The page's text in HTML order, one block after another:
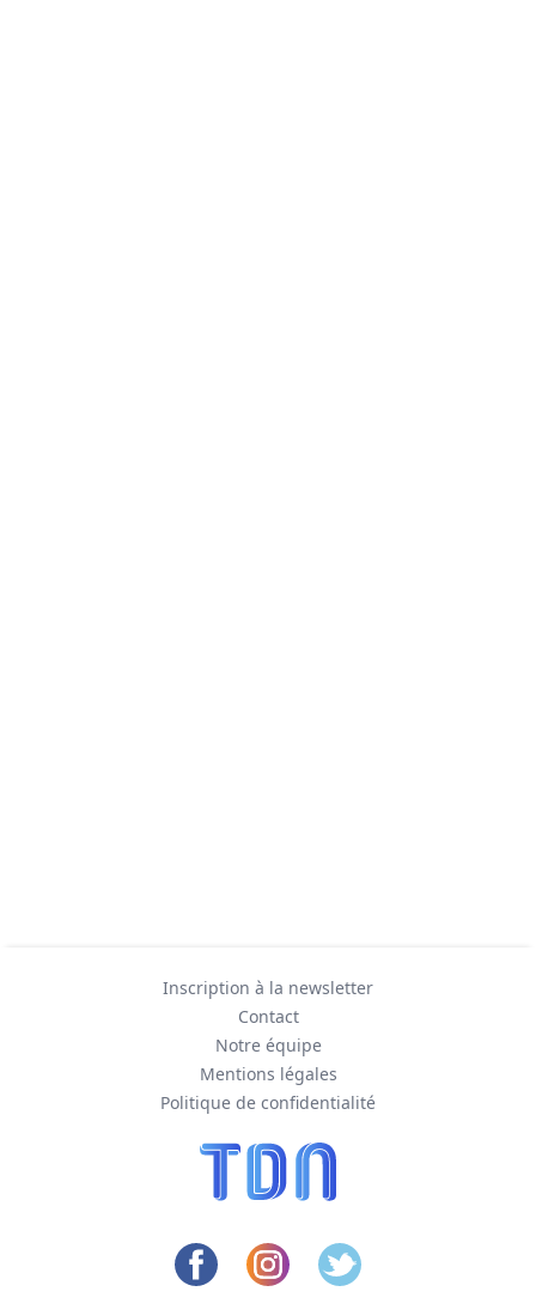
Inscription à la newsletter
Contact
Notre équipe
Mentions légales
Politique de confidentialité